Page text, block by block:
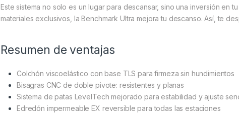
Este sistema no solo es un lugar para descansar, sino una inversión en
materiales exclusivos, la Benchmark Ultra mejora tu descanso. Así, te
Resumen de ventajas
Colchón viscoelástico con base TLS para firmeza sin hundimientos
Bisagras CNC de doble pivote: resistentes y planas
Sistema de patas LevelTech mejorado para estabilidad y ajuste
Edredón impermeable EX reversible para todas las estaciones